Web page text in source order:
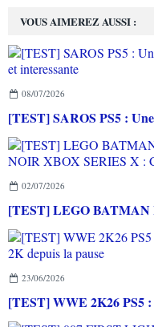
VOUS AIMEREZ AUSSI :
08/07/2026
02/07/2026
23/06/2026